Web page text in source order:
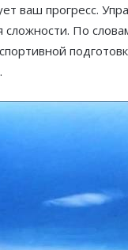
ваш прогресс.
По